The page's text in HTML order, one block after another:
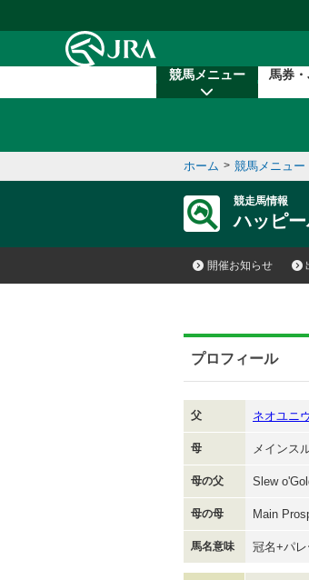
競馬メニュー 馬券
ホーム > 競馬メニュー
競走馬情報
ハッピ
開催お知らせ
プロフィール
父 ネオユニ
母 メインス
母の父 Slew
母の母 Main
馬名意味 冠名+パレ